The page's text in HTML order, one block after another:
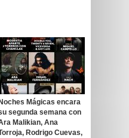
Noches Mágicas encara
segunda semana con
Malikian, Ana
Rodrigo Cuevas,